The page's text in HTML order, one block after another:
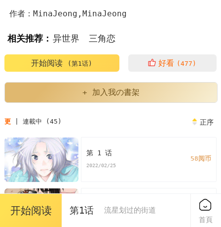
作者：MinaJeong,MinaJeong
相关推荐： 异世界 三角恋
开始阅读 (第1话) 好看 (477)
+ 加入我の書架
更| 連載中 (45) 正序
第 1 话
2022/02/25
58阅币
2022/02/25
58阅币
开始阅读 第1话 流星划过的街道
首頁